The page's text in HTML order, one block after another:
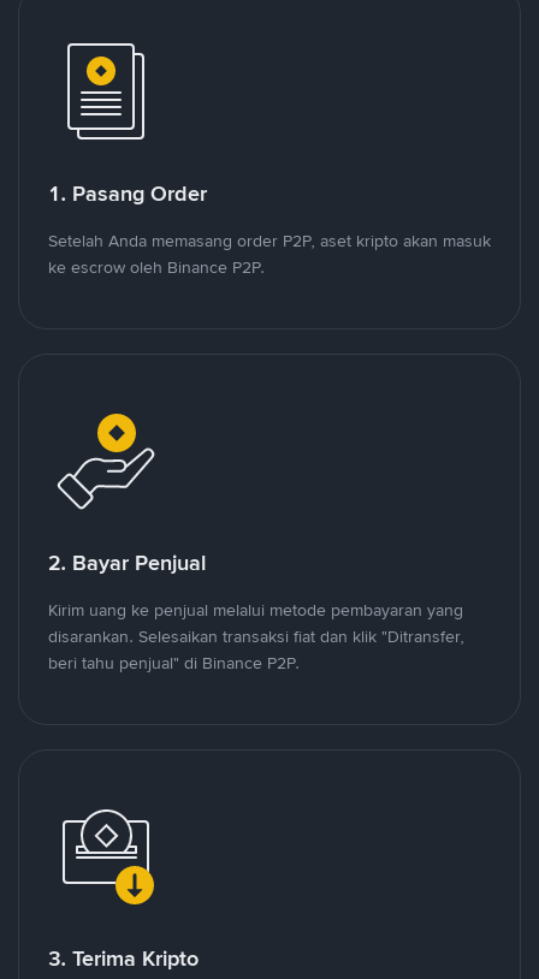
1. Pasang Order
Setelah Anda memasang order P2P, aset kripto akan masuk
ke escrow oleh Binance P2P.
2. Bayar Penjual
Kirim uang ke penjual melalui metode pembayaran yang
disarankan. Selesaikan transaksi fiat dan klik "Ditransfer,
beri tahu penjual" di Binance P2P.
3. Terima Kripto